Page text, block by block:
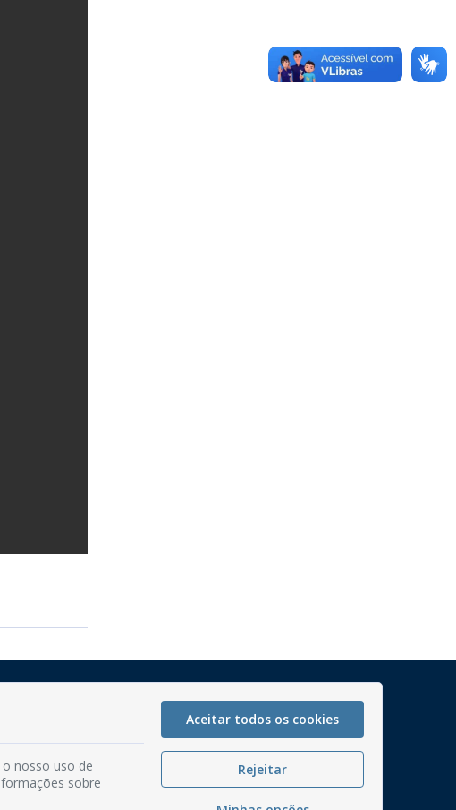
Perguntas frequentes
nosso uso de
sobre
Aceitar todos os cookies
Rejeitar